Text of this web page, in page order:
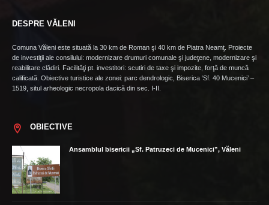
DESPRE VĂLENI
Comuna Văleni este situată la 30 km de Roman şi 40 km de Piatra Neamţ. Proiecte
de investiţii ale consilului: modernizare drumuri comunale şi judeţene, modernizare şi
reabilitare clădiri. Facilităţi pt. investitori: scutiri de taxe şi impozite, forţă de muncă
calificată. Obiective turistice ale zonei: parc dendrologic, Biserica ‘Sf. 40 Mucenici’ –
1519, situl arheologic necropola dacică din sec. I-II.
OBIECTIVE
Ansamblul bisericii „Sf. Patruzeci de Mucenici”, Văleni